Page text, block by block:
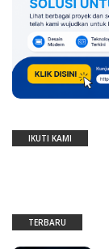
IKUTI KAMI
TERBARU